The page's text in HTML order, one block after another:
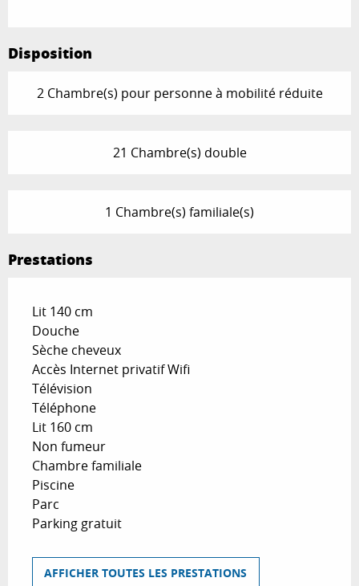
Disposition
2 Chambre(s) pour personne à mobilité réduite
21 Chambre(s) double
1 Chambre(s) familiale(s)
Prestations
Lit 140 cm
Douche
Sèche cheveux
Accès Internet privatif Wifi
Télévision
Téléphone
Lit 160 cm
Non fumeur
Chambre familiale
Piscine
Parc
Parking gratuit
AFFICHER TOUTES LES PRESTATIONS